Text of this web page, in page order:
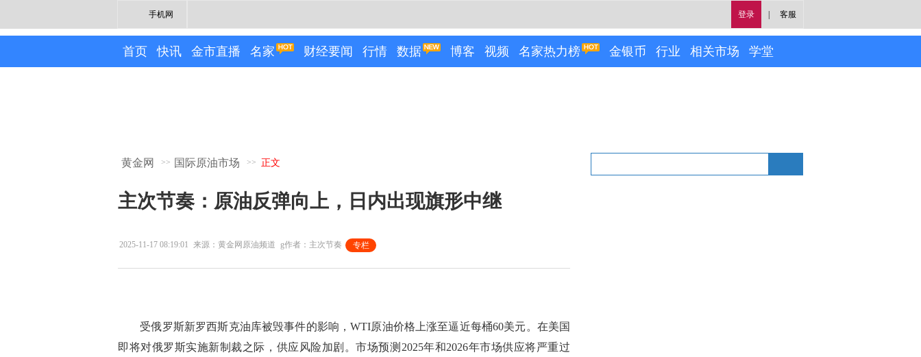
登录 客服
手机网
首页 快讯 金市直播 名家 财经要闻 行情 数据 博客 视频 名家热力榜 金银币 行业 相关市场 学堂
黄金网 >> 国际原油市场 >> 正文
主次节奏：原油反弹向上，日内出现旗形中继
2025-11-17 08:19:01 来源：黄金网原油频道 g作者：主次节奏 专栏
受俄罗斯新罗西斯克油库被毁事件的影响，WTI原油价格上涨至逼近每桶60美元。在美国
即将对俄罗斯实施新制裁之际，供应风险加剧。市场预测2025年和2026年市场供应将严重过